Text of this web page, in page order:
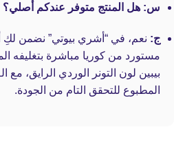
س: هل المنتج متوفر عندكم أصلي؟
ج:
مستورد من كوريا مباشرة بتغليفه
المطبوع للتحقق التام من الجودة.